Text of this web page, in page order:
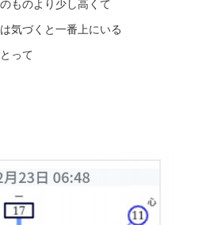
ものより少し高くて
気づくと一番上にいる
って